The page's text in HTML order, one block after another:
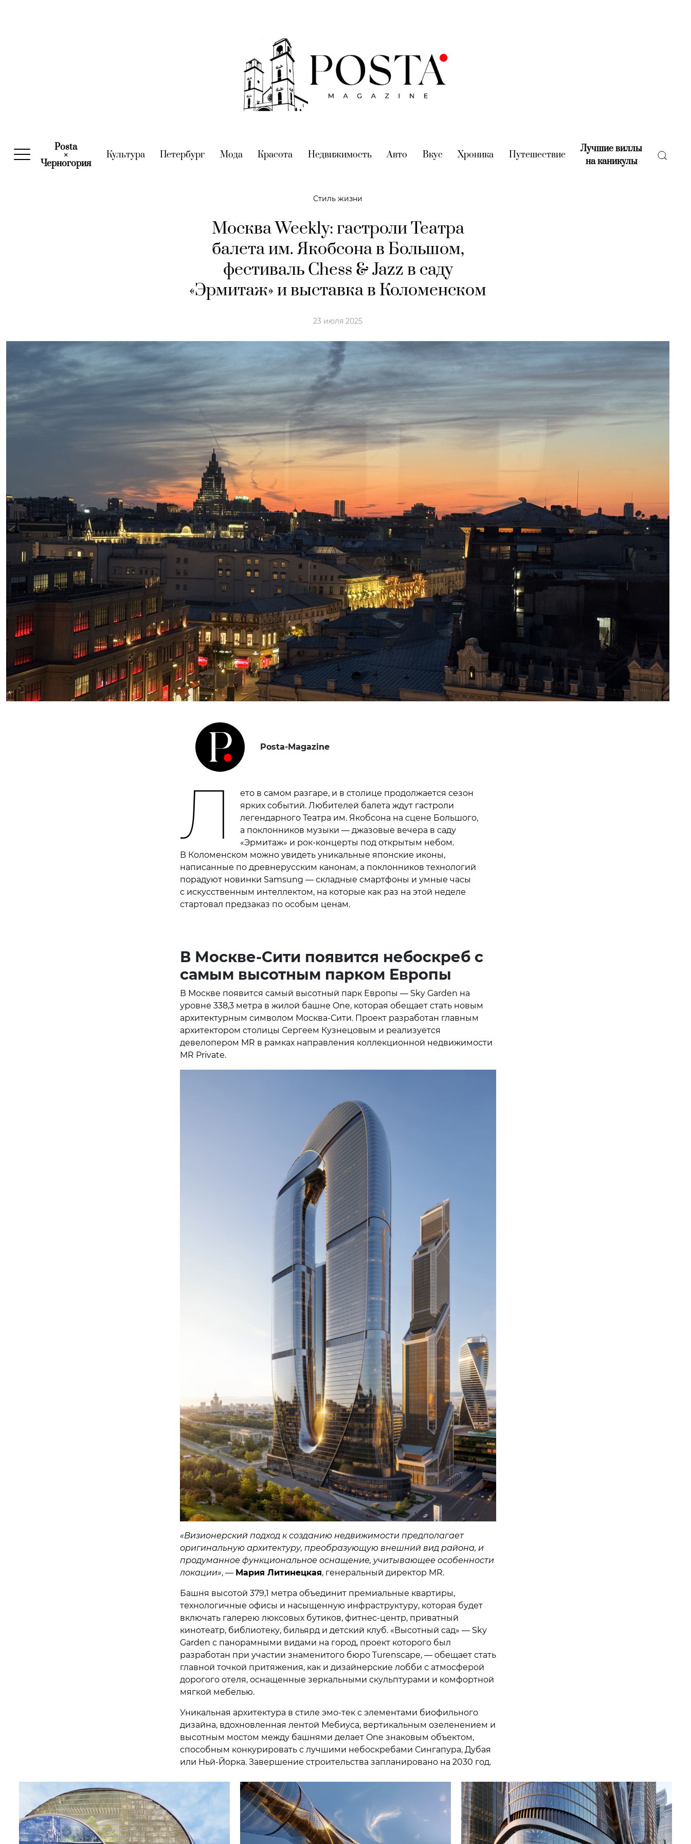
Posta
×
Черногория(current)
Культура(current)
Петербург (current)
Мода(current)
Красота (current)
Недвижимость(current)
Авто (current)
Вкус (current)
Хроника (current)
Путешествие(current)
Лучшие виллы
на каникулы(current)
Стиль жизни
Москва Weekly: гастроли Театра
балета им. Якобсона в Большом,
фестиваль Chess & Jazz в саду
«Эрмитаж» и выставка в Коломенском
23 июля 2025
Posta-Magazine
Л
ето в самом разгаре, и в столице продолжается сезон
ярких событий. Любителей балета ждут гастроли
легендарного Театра им. Якобсона на сцене Большого,
а поклонников музыки — джазовые вечера в саду
«Эрмитаж» и рок-концерты под открытым небом.
В Коломенском можно увидеть уникальные японские иконы,
написанные по древнерусским канонам, а поклонников технологий
порадуют новинки Samsung — складные смартфоны и умные часы
с искусственным интеллектом, на которые как раз на этой неделе
стартовал предзаказ по особым ценам.
В Москве-Сити появится небоскреб с
самым высотным парком Европы
В Москве появится самый высотный парк Европы — Sky Garden на
уровне 338,3 метра в жилой башне One, которая обещает стать новым
архитектурным символом Москва-Сити. Проект разработан главным
архитектором столицы Сергеем Кузнецовым и реализуется
девелопером MR в рамках направления коллекционной недвижимости
MR Private.
«Визионерский подход к созданию недвижимости предполагает
оригинальную архитектуру, преобразующую внешний вид района, и
продуманное функциональное оснащение, учитывающее особенности
локации», — Мария Литинецкая, генеральный директор MR.
Башня высотой 379,1 метра объединит премиальные квартиры,
технологичные офисы и насыщенную инфраструктуру, которая будет
включать галерею люксовых бутиков, фитнес-центр, приватный
кинотеатр, библиотеку, бильярд и детский клуб. «Высотный сад» — Sky
Garden с панорамными видами на город, проект которого был
разработан при участии знаменитого бюро Turenscape, — обещает стать
главной точкой притяжения, как и дизайнерские лобби с атмосферой
дорогого отеля, оснащенные зеркальными скульптурами и комфортной
мягкой мебелью.
Уникальная архитектура в стиле эмо-тек с элементами биофильного
дизайна, вдохновленная лентой Мебиуса, вертикальным озеленением и
высотным мостом между башнями делает One знаковым объектом,
способным конкурировать с лучшими небоскребами Сингапура, Дубая
или Ньй-Йорка. Завершение строительства запланировано на 2030 год.